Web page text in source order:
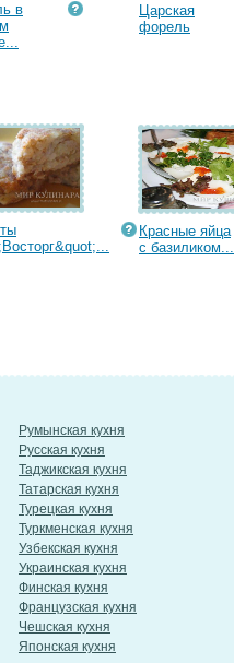
в
Царская
форель
Красные яйца
с базиликом...
Румынская кухня
Русская кухня
Таджикская кухня
Татарская кухня
Турецкая кухня
Туркменская кухня
Узбекская кухня
Украинская кухня
Финская кухня
Французская кухня
Чешская кухня
Японская кухня